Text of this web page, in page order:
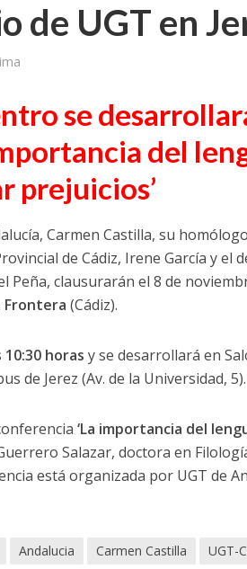
‘130 Años de Luchas y Conquistas’
asesinado por Franco por sus editoriales
acogerá la exposición 130 aniversario
de UGT en
se
del
prejuicios’
Carmen Castilla, su
de Cádiz, Irene García y el
Peña, clausurarán el 8 de
Frontera (Cádiz).
10:30 horasy se desarrollará en
de Jerez (Av. de la Universidad, 5).
‘La importancia del
Salazar, doctora en
está organizada por UGT de
Andalucia Carmen Castilla UGT-